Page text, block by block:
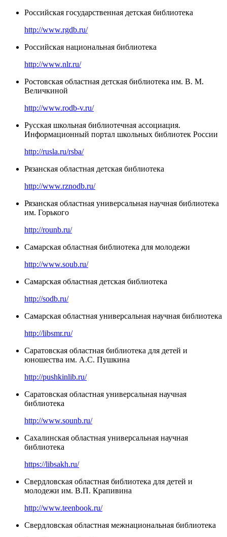
Российская государственная детская библиотека
http://www.rgdb.ru/
Российская национальная библиотека
http://www.nlr.ru/
Ростовская областная детская библиотека им. В. М.
Величкиной
http://www.rodb-v.ru/
Русская школьная библиотечная ассоциация.
Информационный портал школьных библиотек России
http://rusla.ru/rsba/
Рязанская областная детская библиотека
http://www.rznodb.ru/
Рязанская областная универсальная научная библиотека
им. Горького
http://rounb.ru/
Самарская областная библиотека для молодежи
http://www.soub.ru/
Самарская областная детская библиотека
http://sodb.ru/
Самарская областная универсальная научная библиотека
http://libsmr.ru/
Саратовская областная библиотека для детей и
юношества им. А.С. Пушкина
http://pushkinlib.ru/
Саратовская областная универсальная научная
библиотека
http://www.sounb.ru/
Сахалинская областная универсальная научная
библиотека
https://libsakh.ru/
Свердловская областная библиотека для детей и
молодежи им. В.П. Крапивина
http://www.teenbook.ru/
Свердловская областная межнациональная библиотека